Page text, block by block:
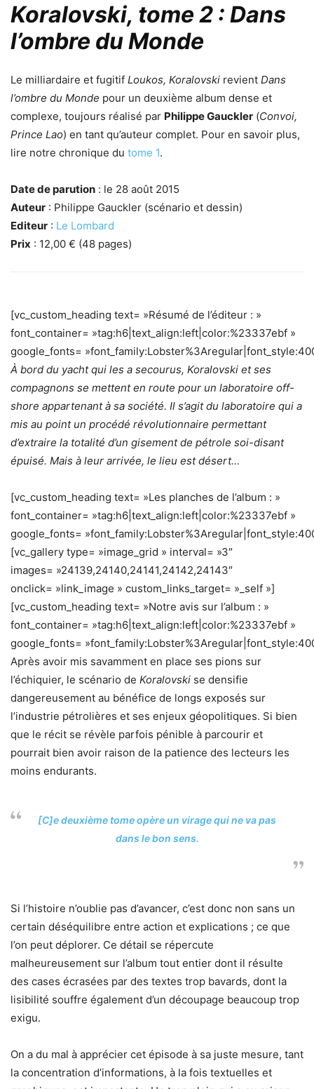
Koralovski, tome 2 : Dans
l’ombre du Monde
Le milliardaire et fugitif Loukos, Koralovski revient Dans
l’ombre du Monde pour un deuxième album dense et
complexe, toujours réalisé par Philippe Gauckler (Convoi,
Prince Lao) en tant qu’auteur complet. Pour en savoir plus,
lire notre chronique du tome 1.
Date de parution : le 28 août 2015
Auteur : Philippe Gauckler (scénario et dessin)
Editeur : Le Lombard
Prix : 12,00 € (48 pages)
[vc_custom_heading text= »Résumé de l’éditeur : »
font_container= »tag:h6|text_align:left|color:%23337ebf »
google_fonts=
À bord du yacht qui les a secourus, Koralovski et ses
compagnons se mettent en route pour un laboratoire off-
shore appartenant à sa société. Il s’agit du laboratoire qui a
mis au point un procédé révolutionnaire permettant
d’extraire la totalité d’un gisement de pétrole soi-disant
épuisé. Mais à leur arrivée, le lieu est désert…
[vc_custom_heading text= »Les planches de l’album : »
font_container= »tag:h6|text_align:left|color:%23337ebf »
google_fonts=
[vc_gallery type= »image_grid » interval= »3″
images= »24139,24140,24141,24142,24143″
onclick= »link_image » custom_links_target= »_self »]
[vc_custom_heading text= »Notre avis sur l’album : »
font_container= »tag:h6|text_align:left|color:%23337ebf »
google_fonts=
Après avoir mis savamment en place ses pions sur
l’échiquier, le scénario de Koralovski se densifie
dangereusement au bénéfice de longs exposés sur
l’industrie pétrolières et ses enjeux géopolitiques. Si bien
que le récit se révèle parfois pénible à parcourir et
pourrait bien avoir raison de la patience des lecteurs les
moins endurants.
[C]e deuxième tome opère un virage qui ne va pas
dans le bon sens.
Si l’histoire n’oublie pas d’avancer, c’est donc non sans un
certain déséquilibre entre action et explications ; ce que
l’on peut déplorer. Ce détail se répercute
malheureusement sur l’album tout entier dont il résulte
des cases écrasées par des textes trop bavards, dont la
lisibilité souffre également d’un découpage beaucoup trop
exigu.
On a du mal à apprécier cet épisode à sa juste mesure, tant
la concentration d’informations, à la fois textuelles et